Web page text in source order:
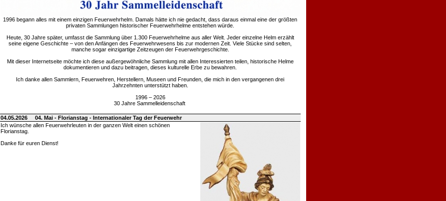
1996 begann alles mit einem einzigen Feuerwehrhelm. Damals hätte ich nie gedacht, dass daraus einmal eine der größten
privaten Sammlungen historischer Feuerwehrhelme entstehen würde.
Heute, 30 Jahre später, umfasst die Sammlung über 1.300 Feuerwehrhelme aus aller Welt. Jeder einzelne Helm erzählt
seine eigene Geschichte – von den Anfängen des Feuerwehrwesens bis zur modernen Zeit. Viele Stücke sind selten,
manche sogar einzigartige Zeitzeugen der Feuerwehrgeschichte.
Mit dieser Internetseite möchte ich diese außergewöhnliche Sammlung mit allen Interessierten teilen, historische Helme
dokumentieren und dazu beitragen, dieses kulturelle Erbe zu bewahren.
Ich danke allen Sammlern, Feuerwehren, Herstellern, Museen und Freunden, die mich in den vergangenen drei
Jahrzehnten unterstützt haben.
1996 – 2026
30 Jahre Sammelleidenschaft
04.05.2026
04. Mai - Florianstag - Internationaler Tag der Feuerwehr
Ich wünsche allen Feuerwehrleuten in der ganzen Welt einen schönen
Florianstag.
Danke für euren Dienst!